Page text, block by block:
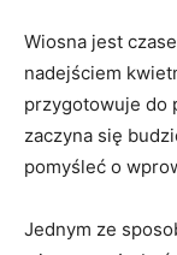
Wiosna jest
nadejściem
przygotowuje do‌
zaczyna ​się
pomyśleć o
Jednym ze